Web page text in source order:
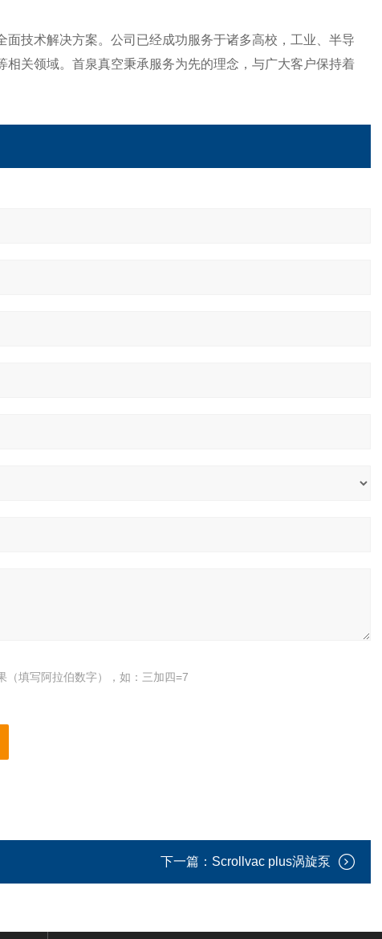
技术解决方案。公司已经成功服务于诸多高校，工业、半导
关领域。首泉真空秉承服务为先的理念，与广大客户保持着
（填写阿拉伯数字），如：三加四=7
下一篇： Scrollvac plus涡旋泵